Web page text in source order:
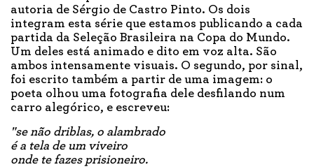
autoria de Sérgio de Castro Pinto. Os dois
integram esta série que estamos publicando a cada
partida da Seleção Brasileira na Copa do Mundo.
Um deles está animado e dito em voz alta. São
ambos intensamente visuais. O segundo, por sinal,
foi escrito também a partir de uma imagem: o
poeta olhou uma fotografia dele desfilando num
carro alegórico, e escreveu:
"se não driblas, o alambrado
é a tela de um viveiro
onde te fazes prisioneiro.